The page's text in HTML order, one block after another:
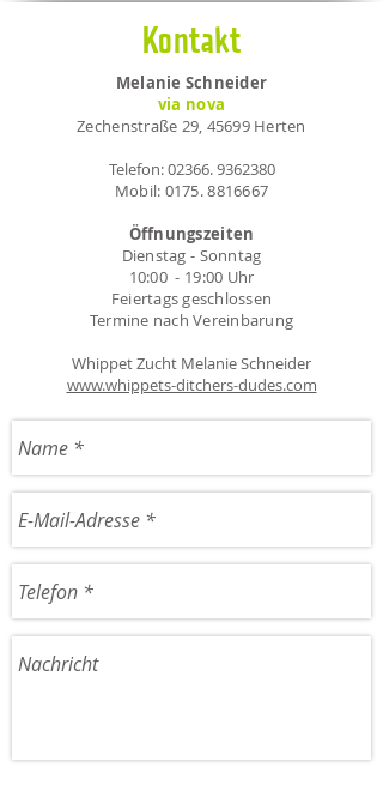
Kontakt
Melanie Schneider
via nova
Zechenstraße 29, 45699 Herten
Telefon:02366. 9362380
Mobil: 0175. 8816667
Öffnungszeiten
Dienstag - Sonntag
10:00 - 19:00 Uhr
Feiertags geschlossen
Termine nach Vereinbarung
Whippet Zucht Melanie Schneider
www.whippets-ditchers-dudes.com